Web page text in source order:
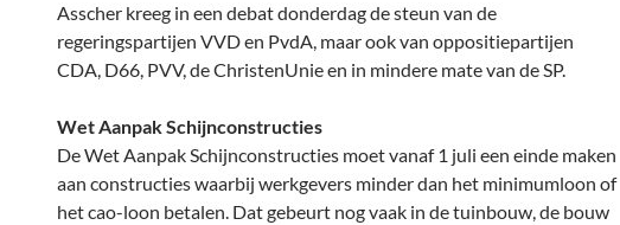
Asscher kreeg in een debat donderdag de steun van de
regeringspartijen VVD en PvdA, maar ook van oppositiepartijen
CDA, D66, PVV, de ChristenUnie en in mindere mate van de SP.
Wet Aanpak Schijnconstructies
De Wet Aanpak Schijnconstructies moet vanaf 1 juli een einde maken
aan constructies waarbij werkgevers minder dan het minimumloon of
het cao-loon betalen. Dat gebeurt nog vaak in de tuinbouw, de bouw